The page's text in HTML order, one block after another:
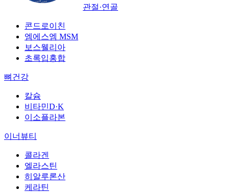
관절·연골
콘드로이친
엠에스엠 MSM
보스웰리아
초록입홍합
뼈건강
칼슘
비타민D·K
이소플라본
이너뷰티
콜라겐
엘라스틴
히알루론산
케라틴